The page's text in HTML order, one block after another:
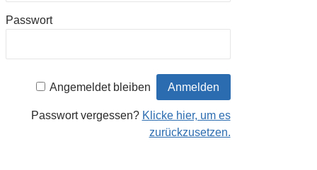
Passwort
Angemeldet bleiben
Passwort vergessen? Klicke hier, um es
zurückzusetzen.